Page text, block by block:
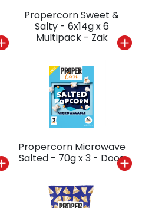
Propercorn Sweet &
Salty - 6x14g x 6
Multipack - Zak
Propercorn Microwave
Salted - 70g x 3 - Doos